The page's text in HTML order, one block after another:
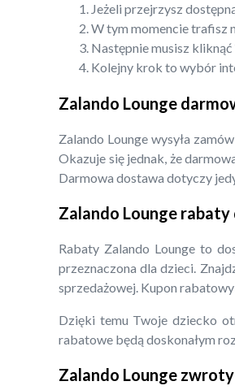
Jeżeli przejrzysz
W tym momencie trafisz
Następnie musisz
Kolejny krok to wybór
Zalando Lounge
Zalando Lounge wysyła
Okazuje się jednak, że
Darmowa dostawa dotyczy
Zalando Lounge rabaty
Rabaty Zalando Lounge to
przeznaczona dla dzieci.
sprzedażowej. Kupon
Dzięki temu Twoje dziecko
rabatowe będą doskonałym
Zalando Lounge